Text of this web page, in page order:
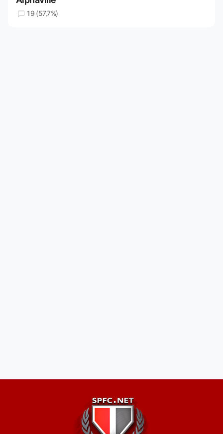
19 (57,7%)